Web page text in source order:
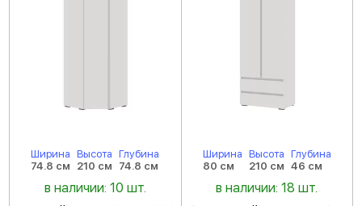
Ширина
74.8 см
Высота
210 см
Глубина
74.8 см
в наличии: 10 шт.
Ширина
80 см
Высота
210 см
Глубина
46 см
в наличии: 18 шт.